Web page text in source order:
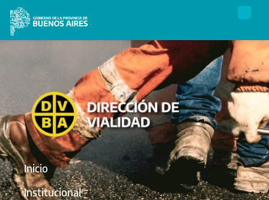
Inicio
Institucional